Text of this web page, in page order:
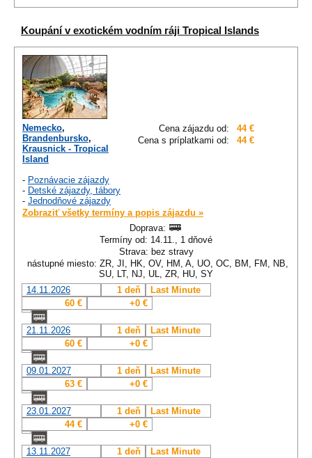
Koupání v exotickém vodním ráji Tropical Islands
Cena zájazdu od:
44 €
Cena s príplatkami od:
44 €
Nemecko,
Brandenbursko,
Krausnick - Tropical
Island
- Poznávacie zájazdy
- Detské zájazdy, tábory
- Jednodňové zájazdy
Zobraziť všetky termíny a popis zájazdu »
Doprava:
Termíny od: 14.11., 1 dňové
Strava: bez stravy
nástupné miesto: ZR, JI, HK, OV, HM, A, UO, OC, BM, FM, NB,
SU, LT, NJ, UL, ZR, HU, SY
14.11.2026
1 deň
Last Minute
60 €
+0 €
21.11.2026 1 deň
Last Minute
60 €
+0 €
09.01.2027 1 deň
Last Minute
63 €
+0 €
23.01.2027 1 deň
Last Minute
44 €
+0 €
13.11.2027 1 deň
Last Minute